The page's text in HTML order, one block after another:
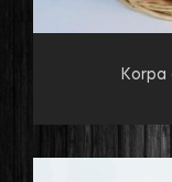
Korpa